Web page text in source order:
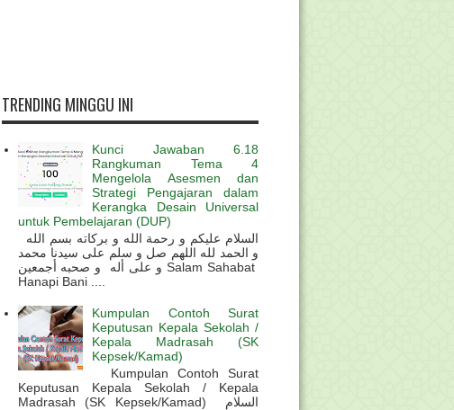
TRENDING MINGGU INI
Kunci Jawaban 6.18
Rangkuman Tema 4
Mengelola Asesmen dan
Strategi Pengajaran dalam
Kerangka Desain Universal
untuk Pembelajaran (DUP)
و الحمد لله اللهم صل و سلم على سيدنا محمد
و على أله و صحبه أجمعين Salam Sahabat
Hanapi Bani ....
Kumpulan Contoh Surat
Keputusan Kepala Sekolah /
Kepala Madrasah (SK
Kepsek/Kamad)
Kumpulan Contoh Surat
Keputusan Kepala Sekolah / Kepala
Madrasah (SK Kepsek/Kamad) السلام